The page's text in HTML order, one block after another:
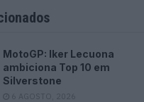
MotoGP: Iker Lecuona
ambiciona Top 10 em
Silverstone
6 AGOSTO, 2026